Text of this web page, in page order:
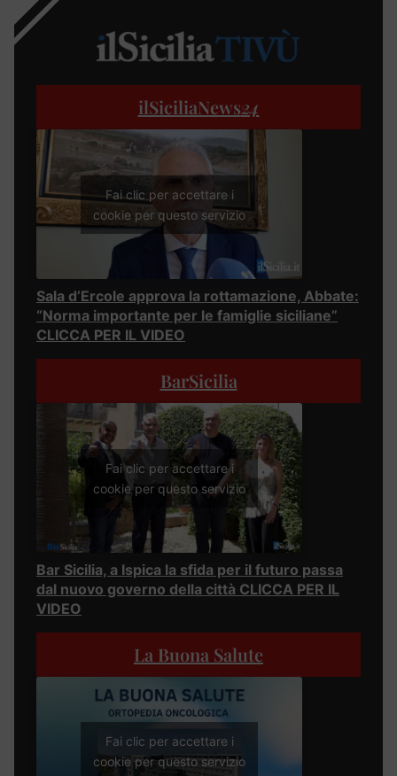
ilSiciliaNews24
Fai clic per accettare i
cookie per questo servizio
Sala d’Ercole approva la rottamazione, Abbate:
“Norma importante per le famiglie siciliane”
CLICCA PER IL VIDEO
BarSicilia
Fai clic per accettare i
cookie per questo servizio
Bar Sicilia, a Ispica la sfida per il futuro passa
dal nuovo governo della città CLICCA PER IL
VIDEO
La Buona Salute
Fai clic per accettare i
cookie per questo servizio